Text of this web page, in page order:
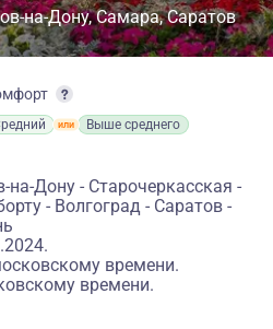
на-Дону Самара Саратов
Выше среднего
Дону - Старочеркасская -
- Волгоград - Саратов -
времени.
времени.